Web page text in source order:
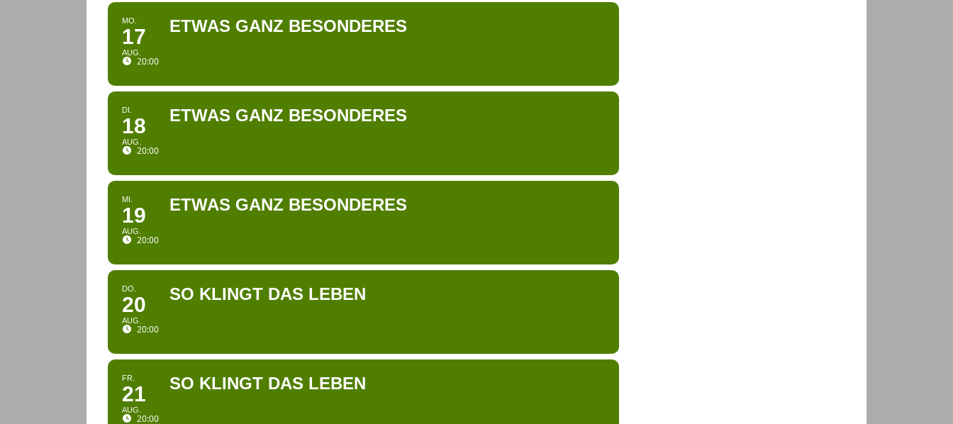
MO.
17
AUG.
20:00
ETWAS GANZ BESONDERES
DI.
18
AUG.
20:00
ETWAS GANZ BESONDERES
MI.
19
AUG.
20:00
ETWAS GANZ BESONDERES
DO.
20
AUG.
20:00
SO KLINGT DAS LEBEN
FR.
21
AUG.
20:00
SO KLINGT DAS LEBEN